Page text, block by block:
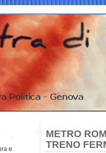
METRO
TRENO
e